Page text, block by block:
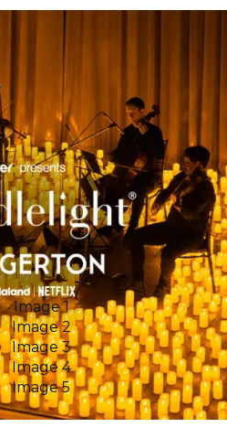
Image 1
Image 2
Image 3
Image 4
Image 5